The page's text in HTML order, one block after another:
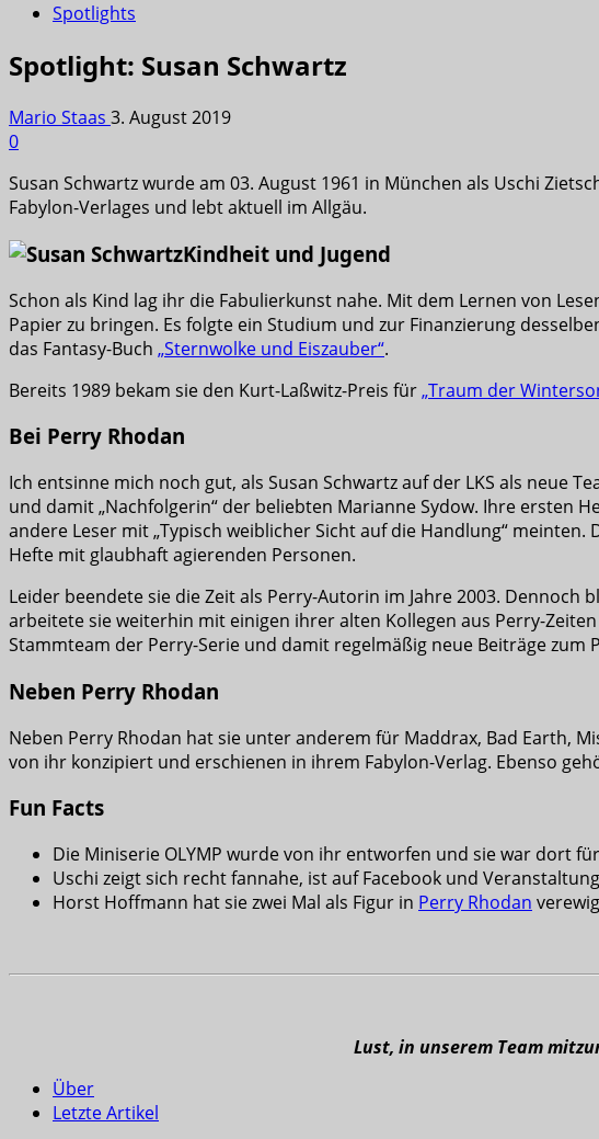
Spotlights
Spotlight: Susan Schwartz
Mario Staas 3. August 2019
0
Susan Schwartz wurde am 03. August 1961 in München als Uschi
Fabylon-Verlages und lebt aktuell im Allgäu.
Kindheit und Jugend
Schon als Kind lag ihr die Fabulierkunst nahe. Mit dem Lernen von
Papier zu bringen. Es folgte ein Studium und zur Finanzierung
das Fantasy-Buch „Sternwolke und Eiszauber“.
Bereits 1989 bekam sie den Kurt-Laßwitz-Preis für„Traum der
Bei Perry Rhodan
Ich entsinne mich noch gut, als Susan Schwartz auf der LKS als neue
und damit „Nachfolgerin“ der beliebten Marianne Sydow. Ihre ersten
andere Leser mit „Typisch weiblicher Sicht auf die Handlung“
Hefte mit glaubhaft agierenden Personen.
Leider beendete sie die Zeit als Perry-Autorin im Jahre 2003.
arbeitete sie weiterhin mit einigen ihrer alten Kollegen aus Perry-
Stammteam der Perry-Serie und damit regelmäßig neue Beiträge zum
Neben Perry Rhodan
Neben Perry Rhodan hat sie unter anderem für Maddrax, Bad Earth,
von ihr konzipiert und erschienen in ihrem Fabylon-Verlag. Ebenso
Fun Facts
Die Miniserie OLYMP wurde von ihr entworfen und sie war dort
Uschi zeigt sich recht fannahe, ist auf Facebook und
Horst Hoffmann hat sie zwei Mal als Figur in Perry Rhodan
Lust, in unserem Team
Über
Letzte Artikel